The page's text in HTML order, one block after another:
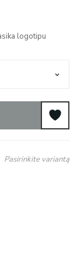
logotipu
Pasirinkite variantą